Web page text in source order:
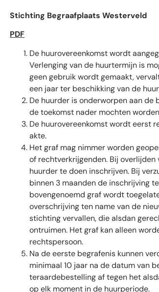
Stichting Begraafplaats Westerveld
PDF
De huurovereenkomst wordt
Verlenging van de huurtermijn is
geen gebruik wordt gemaakt,
een jaar ter beschikking van de
De huurder is onderworpen aan de
de toekomst nader mochten
De huurovereenkomst wordt eerst
akte.
Het graf mag nimmer worden
of rechtverkrijgenden. Bij
huurder te doen inschrijven. Bij
binnen 3 maanden de inschrijving
bovengenoemd graf wordt
overschrijving ten name van de
stichting vervallen, die alsdan
ontruimen. Het graf kan alleen
rechtspersoon.
Na de eerste begrafenis kunnen
minimaal 10 jaar na de datum van
teraardebestelling af tegen het
op elk moment in de huurperiode.